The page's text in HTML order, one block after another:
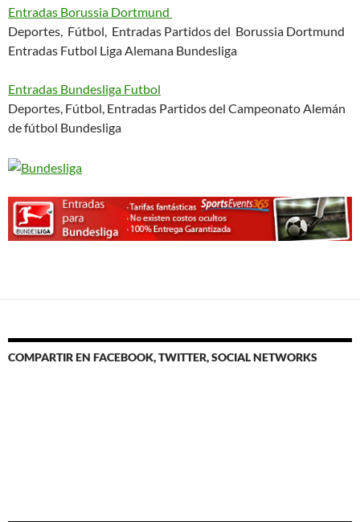
Entradas Borussia Dortmund
Deportes, Fútbol, Entradas Partidos del Borussia Dortmund
Entradas Futbol Liga Alemana Bundesliga
Entradas Bundesliga Futbol
Deportes, Fútbol, Entradas Partidos del Campeonato Alemán
de fútbol Bundesliga
COMPARTIR EN FACEBOOK, TWITTER, SOCIAL NETWORKS